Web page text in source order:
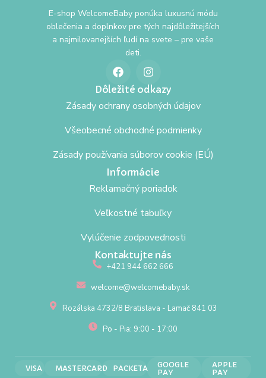
E-shop WelcomeBaby ponúka luxusnú módu
oblečenia a doplnkov pre tých najdôležitejších
a najmilovanejších ľudí na svete – pre vaše
deti.
Dôležité odkazy
Zásady ochrany osobných údajov
Všeobecné obchodné podmienky
Zásady používania súborov cookie (EÚ)
Informácie
Reklamačný poriadok
Veľkostné tabuľky
Vylúčenie zodpovednosti
Kontaktujte nás
+421 944 662 666
welcome@welcomebaby.sk
Rozálska 4732/8 Bratislava - Lamač 841 03
Po - Pia: 9:00 - 17:00
VISA MASTERCARD PACKETA
GOOGLE
PAY
APPLE
PAY